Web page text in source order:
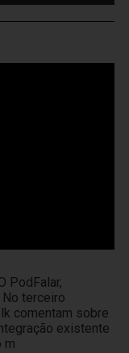
PodFalar,
terceiro
comentam sobre
existente
m